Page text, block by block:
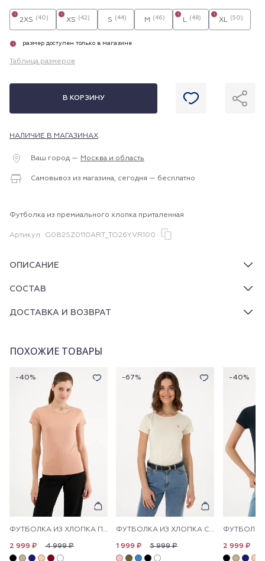
2XS (40)
i
XS (42)
i
S (44) M (46) L (48)
i
XL (50)
i
i размер доступен только в магазине
Таблица размеров
В КОРЗИНУ
НАЛИЧИЕ В МАГАЗИНАХ
Ваш город — Москва и область
Самовывоз из магазина, сегодня — бесплатно
Футболка из премиального хлопка приталенная
Артикул G082SZ0110ART_TO26Y.VR100
ОПИСАНИЕ
СОСТАВ
ДОСТАВКА И ВОЗВРАТ
ПОХОЖИЕ ТОВАРЫ
-40%
ФУТБОЛКА ИЗ ХЛОПКА ПРИТАЛЕННАЯ
4 999 ₽
2 999 ₽
-67%
ФУТБОЛКА ИЗ ХЛОПКА С ЛОГОТИПОМ
5 999 ₽
1 999 ₽
-40%
2 999 ₽